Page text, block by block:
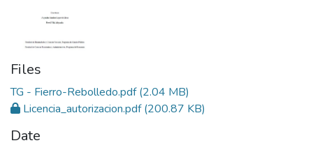
Files
TG - Fierro-Rebolledo.pdf(2.04 MB)
Licencia_autorizacion.pdf(200.87 KB)
Date